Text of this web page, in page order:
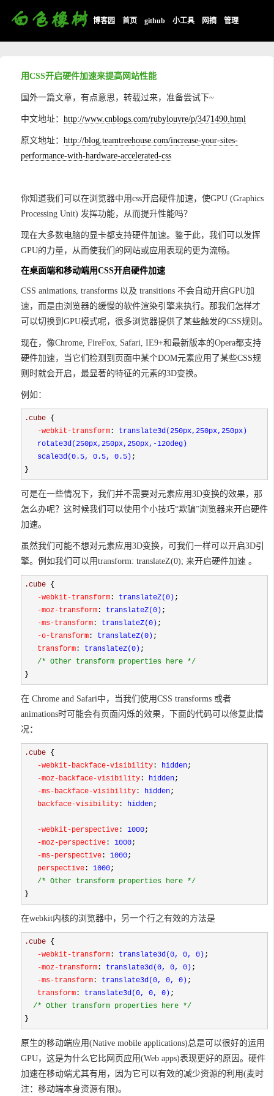
博客园 首页 github 小工具 网摘 管理
用CSS开启硬件加速来提高网站性能
国外一篇文章，有点意思，转载过来，准备尝试下~
中文地址： http://www.cnblogs.com/rubylouvre/p/3471490.html
原文地址： http://blog.teamtreehouse.com/increase-your-sites-
performance-with-hardware-accelerated-css
你知道我们可以在浏览器中用css开启硬件加速，使GPU (Graphics
Processing Unit) 发挥功能，从而提升性能吗？
现在大多数电脑的显卡都支持硬件加速。鉴于此，我们可以发挥
GPU的力量，从而使我们的网站或应用表现的更为流畅。
在桌面端和移动端用CSS开启硬件加速
CSS animations, transforms 以及 transitions 不会自动开启GPU加
速，而是由浏览器的缓慢的软件渲染引擎来执行。那我们怎样才
可以切换到GPU模式呢，很多浏览器提供了某些触发的CSS规则。
现在，像Chrome, FireFox, Safari, IE9+和最新版本的Opera都支持
硬件加速，当它们检测到页面中某个DOM元素应用了某些CSS规
则时就会开启，最显著的特征的元素的3D变换。
例如：
.cube {
   -webkit-transform
:
translate3d(250px,250px,250px)
   rotate3d(250px,250px,250px,-120deg)
   scale3d(0.5, 0.5, 0.5)
;
}
可是在一些情况下，我们并不需要对元素应用3D变换的效果，那
怎么办呢？这时候我们可以使用个小技巧“欺骗”浏览器来开启硬件
加速。
虽然我们可能不想对元素应用3D变换，可我们一样可以开启3D引
擎。例如我们可以用transform: translateZ(0); 来开启硬件加速 。
.cube {
   -webkit-transform
: translateZ(0) ;
   -moz-transform
: translateZ(0) ;
   -ms-transform
: translateZ(0) ;
   -o-transform
: translateZ(0) ;
   transform
: translateZ(0) ;
/* Other transform properties here */
}
在 Chrome and Safari中，当我们使用CSS transforms 或者
animations时可能会有页面闪烁的效果，下面的代码可以修复此情
况：
.cube {
   -webkit-backface-visibility
: hidden;
   -moz-backface-visibility
: hidden;
   -ms-backface-visibility
: hidden;
   backface-visibility
: hidden;
   -webkit-perspective
: 1000;
   -moz-perspective
: 1000;
   -ms-perspective
: 1000;
   perspective
: 1000;
/* Other transform properties here */
}
在webkit内核的浏览器中，另一个行之有效的方法是
.cube {
   -webkit-transform
: translate3d(0, 0, 0) ;
   -moz-transform
: translate3d(0, 0, 0) ;
   -ms-transform
: translate3d(0, 0, 0) ;
   transform
: translate3d(0, 0, 0) ;
/* Other transform properties here */
}
原生的移动端应用(Native mobile applications)总是可以很好的运用
GPU，这是为什么它比网页应用(Web apps)表现更好的原因。硬件
加速在移动端尤其有用，因为它可以有效的减少资源的利用(麦时
注：移动端本身资源有限)。